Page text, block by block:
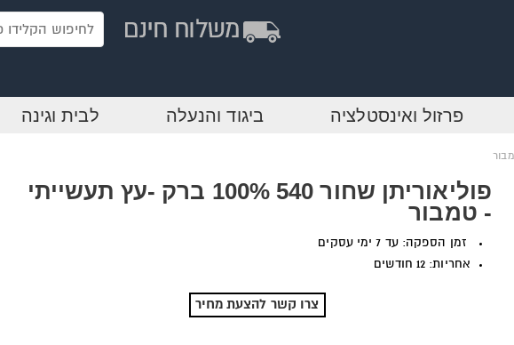
פרזול ואינסטלציה ביגוד והנעלה לבית וגינה
פוליאוריתן שחור 540 100% ברק -עץ תעשייתי
- טמבור
זמן הספקה: עד 7 ימי עסקים
אחריות: 12 חודשים
צרו קשר להצעת מחיר